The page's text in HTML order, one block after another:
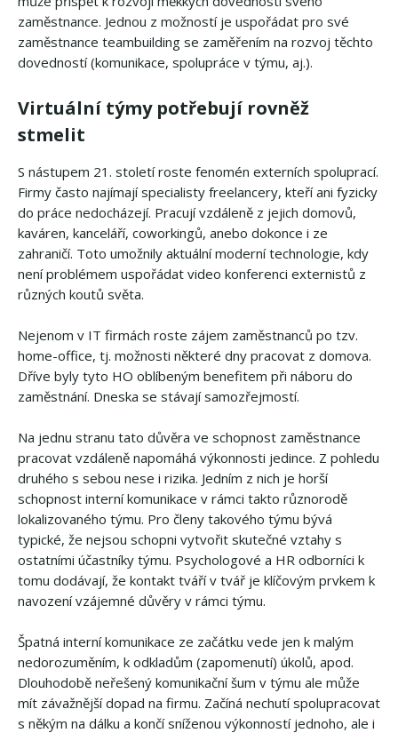
zaměstnance. Jednou z možností je uspořádat pro své
zaměstnance teambuilding se zaměřením na rozvoj těchto
dovedností (komunikace, spolupráce v týmu, aj.).
Virtuální týmy potřebují rovněž
stmelit
S nástupem 21. století roste fenomén externích spoluprací.
Firmy často najímají specialisty freelancery, kteří ani fyzicky
do práce nedocházejí. Pracují vzdáleně z jejich domovů,
kaváren, kanceláří, coworkingů, anebo dokonce i ze
zahraničí. Toto umožnily aktuální moderní technologie, kdy
není problémem uspořádat video konferenci externistů z
různých koutů světa.
Nejenom v IT firmách roste zájem zaměstnanců po tzv.
home-office, tj. možnosti některé dny pracovat z domova.
Dříve byly tyto HO oblíbeným benefitem při náboru do
zaměstnání. Dneska se stávají samozřejmostí.
Na jednu stranu tato důvěra ve schopnost zaměstnance
pracovat vzdáleně napomáhá výkonnosti jedince. Z pohledu
druhého s sebou nese i rizika. Jedním z nich je horší
schopnost interní komunikace v rámci takto různorodě
lokalizovaného týmu. Pro členy takového týmu bývá
typické, že nejsou schopni vytvořit skutečné vztahy s
ostatními účastníky týmu. Psychologové a HR odborníci k
tomu dodávají, že kontakt tváří v tvář je klíčovým prvkem k
navození vzájemné důvěry v rámci týmu.
Špatná interní komunikace ze začátku vede jen k malým
nedorozuměním, k odkladům (zapomenutí) úkolů, apod.
Dlouhodobě neřešený komunikační šum v týmu ale může
mít závažnější dopad na firmu. Začíná nechutí spolupracovat
s někým na dálku a končí sníženou výkonností jednoho, ale i